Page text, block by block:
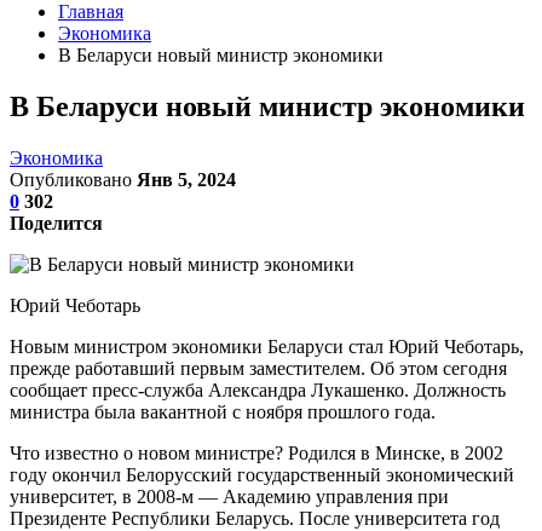
Главная
Экономика
В Беларуси новый министр экономики
В Беларуси новый министр экономики
Экономика
Опубликовано Янв 5, 2024
0 302
Поделится
Юрий Чеботарь
Новым министром экономики Беларуси стал Юрий Чеботарь,
прежде работавший первым заместителем. Об этом сегодня
сообщает пресс-служба Александра Лукашенко. Должность
министра была вакантной с ноября прошлого года.
Что известно о новом министре? Родился в Минске, в 2002
году окончил Белорусский государственный экономический
университет, в 2008-м — Академию управления при
Президенте Республики Беларусь. После университета год